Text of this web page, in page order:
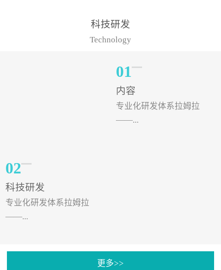
实力。今天要讲的水溶肥
有位王大姐今年使用一款
非常火爆...
科技研发
Technology
01
内容
专业化研发体系拉姆拉
——...
02
科技研发
专业化研发体系拉姆拉
——...
更多>>